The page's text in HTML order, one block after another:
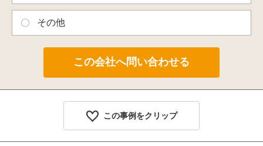
その他
この事例をクリップ